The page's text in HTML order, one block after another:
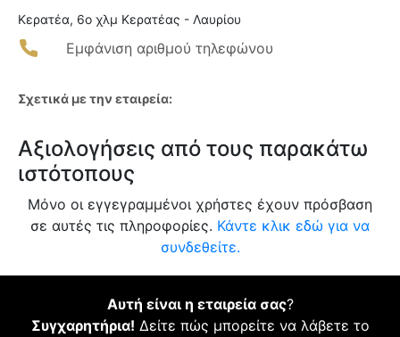
Κερατέα, 6ο χλμ Κερατέας - Λαυρίου
Εμφάνιση αριθμού τηλεφώνου
Σχετικά με την εταιρεία:
Αξιολογήσεις από τους παρακάτω
ιστότοπους
Μόνο οι εγγεγραμμένοι χρήστες έχουν πρόσβαση
σε αυτές τις πληροφορίες. Κάντε κλικ εδώ για να
συνδεθείτε.
Αυτή είναι η εταιρεία σας?
Συγχαρητήρια! Δείτε πώς μπορείτε να λάβετε το